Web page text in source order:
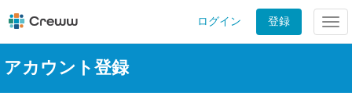
ログイン 登録
アカウント登録